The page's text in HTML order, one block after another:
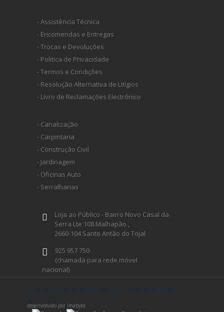
- Assistência Técnica
- Encomendas e Entregas
- Trocas e Devoluções
- Politica de Privacidade
- Termos e Condições
- Resolução Alternativa de Litígios
- Livro de Reclamações Electrónico
- Canalização
- Carpintaria
- Construção Civil
- Jardinagem
- Oficinas Auto
- Serralharias
Loja ao Público - Bairro Novo Casal da
Serra Lte 108 Malhapão ,
2660-104 Santo Antão do Tojal
925 957 750
(chamada para rede móvel
nacional)
geral@ferramentaprofissional.pt
ferramentaprofissional.pt® 2026 - todos os direitos
reservados
desenvolvido por Imabyte